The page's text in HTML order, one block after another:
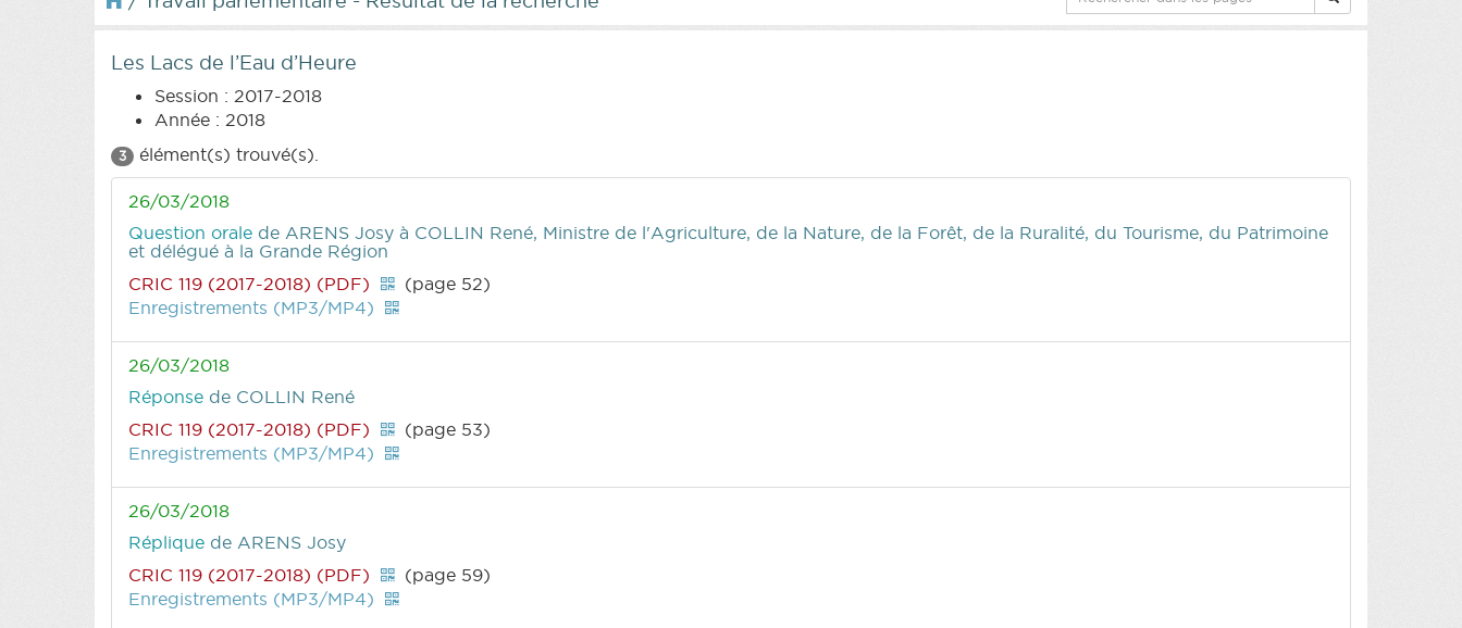
Les Lacs de l’Eau d’Heure
Session : 2017-2018
Année : 2018
3 élément(s) trouvé(s).
26/03/2018
Question orale de ARENS Josy à COLLIN René, Ministre de l'Agriculture, de la Nature, de la Forêt, de la Ruralité, du Tourisme, du Patrimoine
et délégué à la Grande Région
CRIC 119 (2017-2018) (PDF)
(page 52)
Enregistrements (MP3/MP4)
26/03/2018
Réponse de COLLIN René
CRIC 119 (2017-2018) (PDF)
(page 53)
Enregistrements (MP3/MP4)
26/03/2018
Réplique de ARENS Josy
CRIC 119 (2017-2018) (PDF)
(page 59)
Enregistrements (MP3/MP4)